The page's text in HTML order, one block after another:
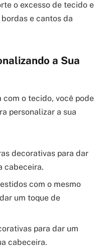
o excesso de tecido e
e cantos da
a Sua
com o tecido, você pode
personalizar a sua
decorativas para dar
cabeceira.
com o mesmo
um toque de
para dar um
cabeceira.